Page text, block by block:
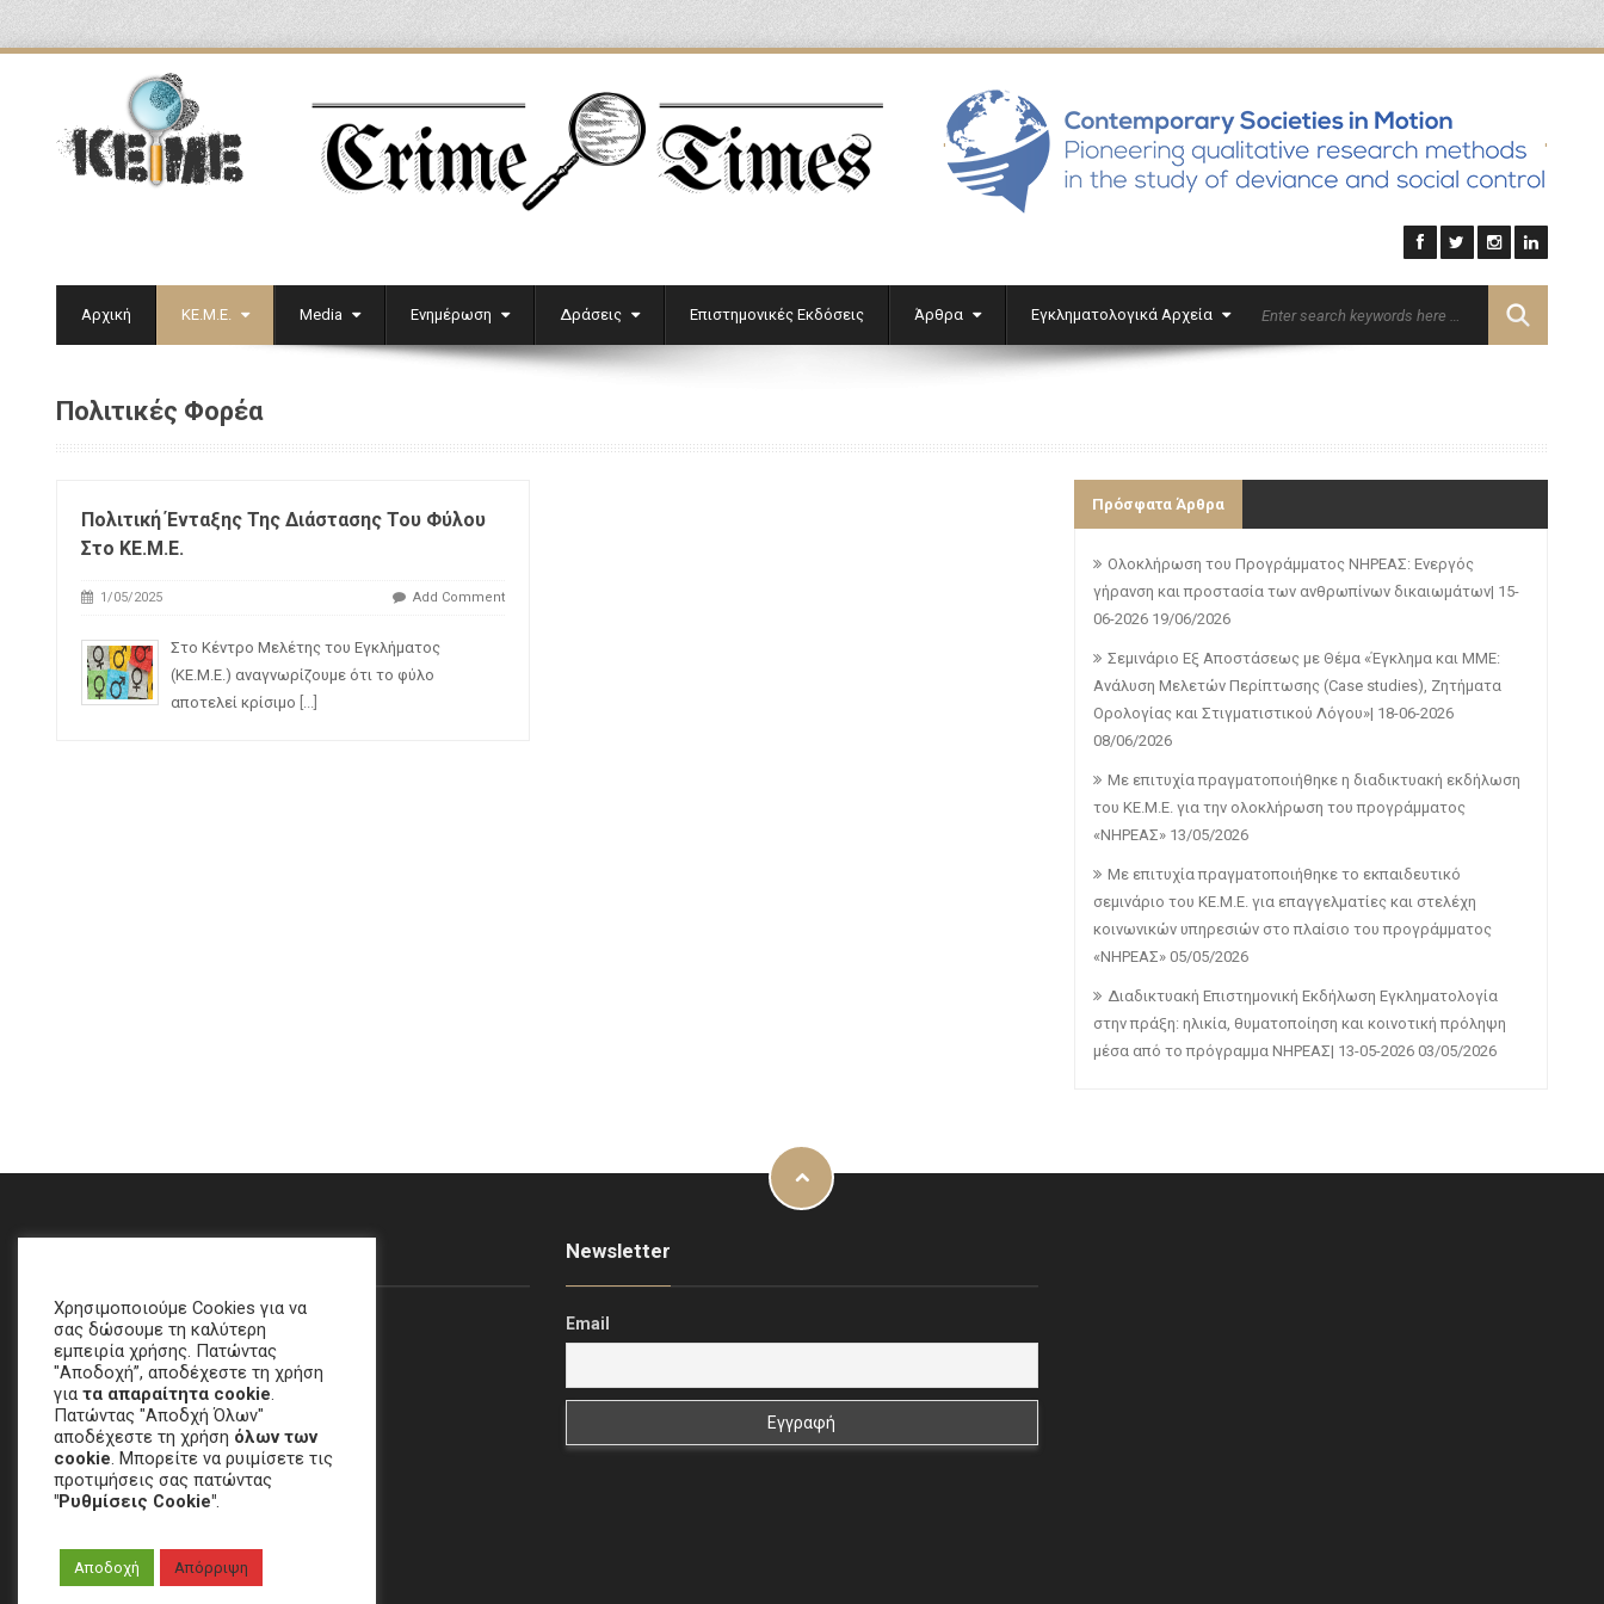
' '
Αρχική ΚΕ.Μ.Ε. Media Ενημέρωση Δράσεις Επιστημονικές Εκδόσεις Άρθρα Εγκληματολογικά Αρχεία Επικοινωνία English
Πολιτικές Φορέα
Πολιτική Ένταξης Της Διάστασης Του Φύλου
Στο ΚΕ.Μ.Ε.
1/05/2025 Add Comment
Στο Κέντρο Μελέτης του Εγκλήματος
(ΚΕ.Μ.Ε.) αναγνωρίζουμε ότι το φύλο
αποτελεί κρίσιμο [...]
Πρόσφατα Άρθρα
Ολοκλήρωση του Προγράμματος ΝΗΡΕΑΣ: Ενεργός
γήρανση και προστασία των ανθρωπίνων δικαιωμάτων| 15-
06-2026 19/06/2026
Σεμινάριο Εξ Αποστάσεως με Θέμα «Έγκλημα και ΜΜΕ:
Ανάλυση Μελετών Περίπτωσης (Case studies), Ζητήματα
Ορολογίας και Στιγματιστικού Λόγου»| 18-06-2026
08/06/2026
Με επιτυχία πραγματοποιήθηκε η διαδικτυακή εκδήλωση
του ΚΕ.Μ.Ε. για την ολοκλήρωση του προγράμματος
«ΝΗΡΕΑΣ» 13/05/2026
Με επιτυχία πραγματοποιήθηκε το εκπαιδευτικό
σεμινάριο του ΚΕ.Μ.Ε. για επαγγελματίες και στελέχη
κοινωνικών υπηρεσιών στο πλαίσιο του προγράμματος
«ΝΗΡΕΑΣ» 05/05/2026
Διαδικτυακή Επιστημονική Εκδήλωση Εγκληματολογία
στην πράξη: ηλικία, θυματοποίηση και κοινοτική πρόληψη
μέσα από το πρόγραμμα ΝΗΡΕΑΣ| 13-05-2026 03/05/2026
email:crime[at]e-keme[dot]gr
Newsletter
Email
Χρησιμοποιούμε Cookies για να
σας δώσουμε τη καλύτερη
εμπειρία χρήσης. Πατώντας
"Αποδοχή”, αποδέχεστε τη χρήση
για τα απαραίτητα cookie.
Πατώντας "Αποδχή Όλων"
αποδέχεστε τη χρήση όλων των
cookie. Μπορείτε να ρυιμίσετε τις
προτιμήσεις σας πατώντας
"Ρυθμίσεις Cookie".
Αποδοχή Απόρριψη